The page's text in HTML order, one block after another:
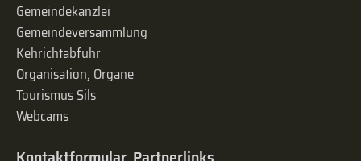
Gemeindekanzlei
Gemeinde­versammlung
Kehrichtabfuhr
Organisation, Organe
Tourismus Sils
Webcams